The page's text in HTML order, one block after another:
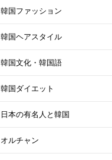
韓国ファッション
韓国ヘアスタイル
韓国文化・韓国語
韓国ダイエット
日本の有名人と韓国
オルチャン